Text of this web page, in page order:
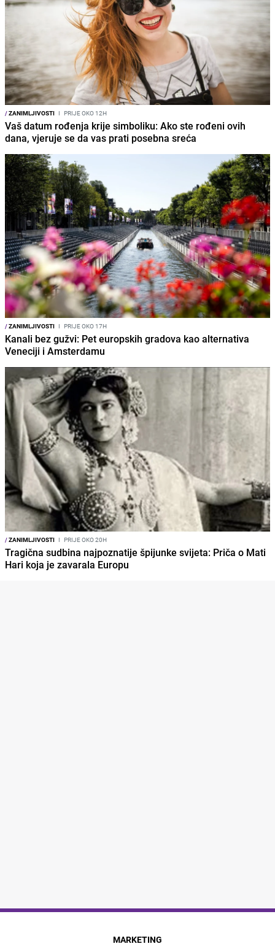
/ZANIMLJIVOSTI I PRIJE OKO 12H
Vaš datum rođenja krije simboliku: Ako ste rođeni ovih
dana, vjeruje se da vas prati posebna sreća
/ZANIMLJIVOSTI I PRIJE OKO 17H
Kanali bez gužvi: Pet europskih gradova kao alternativa
Veneciji i Amsterdamu
/ZANIMLJIVOSTI I PRIJE OKO 20H
Tragična sudbina najpoznatije špijunke svijeta: Priča o Mati
Hari koja je zavarala Europu
MARKETING